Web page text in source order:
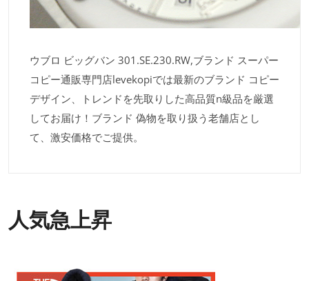
ウブロ ビッグバン 301.SE.230.RW,ブランド スーパー
コピー通販専門店levekopiでは最新のブランド コピー
デザイン、トレンドを先取りした高品質n級品を厳選
してお届け！ブランド 偽物を取り扱う老舗店とし
て、激安価格でご提供。
人気急上昇